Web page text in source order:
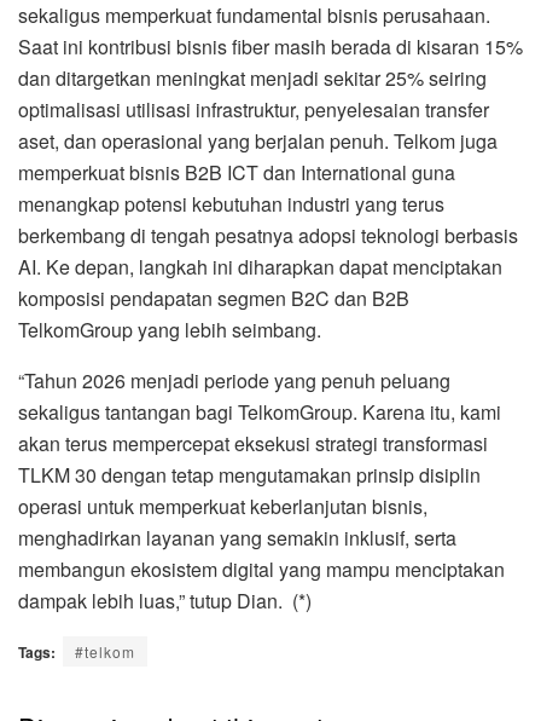
sekaligus memperkuat fundamental bisnis perusahaan.
Saat ini kontribusi bisnis fiber masih berada di kisaran 15%
dan ditargetkan meningkat menjadi sekitar 25% seiring
optimalisasi utilisasi infrastruktur, penyelesaian transfer
aset, dan operasional yang berjalan penuh. Telkom juga
memperkuat bisnis B2B ICT dan International guna
menangkap potensi kebutuhan industri yang terus
berkembang di tengah pesatnya adopsi teknologi berbasis
AI. Ke depan, langkah ini diharapkan dapat menciptakan
komposisi pendapatan segmen B2C dan B2B
TelkomGroup yang lebih seimbang.
“Tahun 2026 menjadi periode yang penuh peluang
sekaligus tantangan bagi TelkomGroup. Karena itu, kami
akan terus mempercepat eksekusi strategi transformasi
TLKM 30 dengan tetap mengutamakan prinsip disiplin
operasi untuk memperkuat keberlanjutan bisnis,
menghadirkan layanan yang semakin inklusif, serta
membangun ekosistem digital yang mampu menciptakan
dampak lebih luas,” tutup Dian. (*)
Tags: #telkom